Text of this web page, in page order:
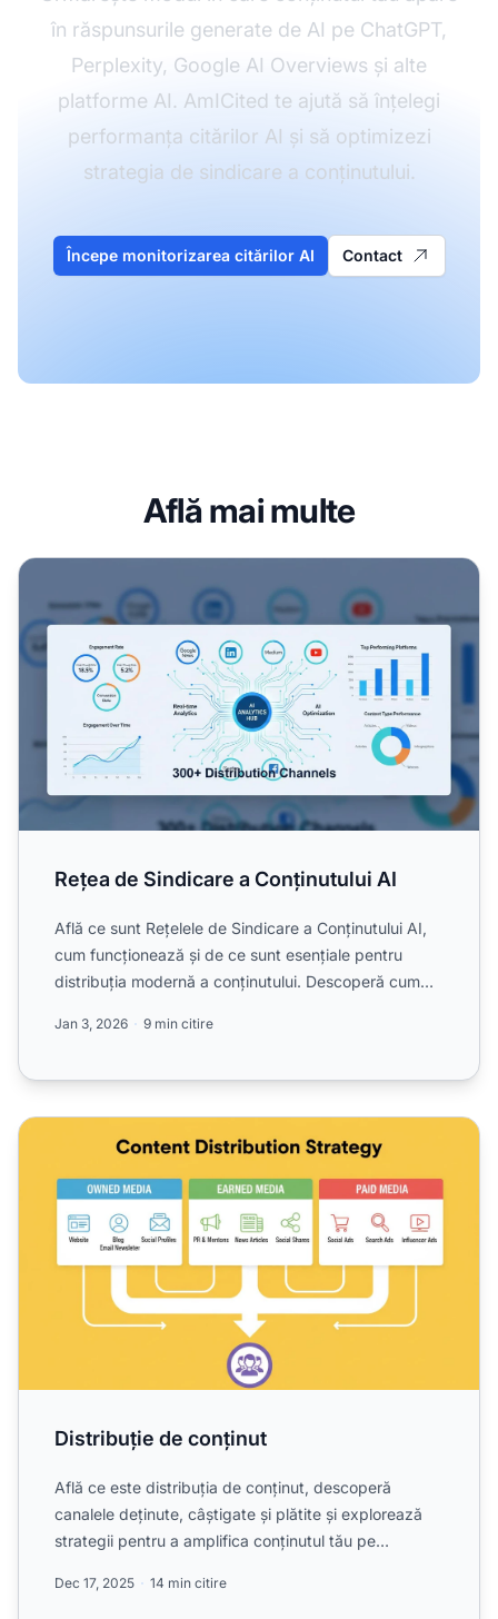
în răspunsurile generate de AI pe ChatGPT,
Perplexity, Google AI Overviews și alte
platforme AI. AmICited te ajută să înțelegi
performanța citărilor AI și să optimizezi
strategia de sindicare a conținutului.
Începe monitorizarea citărilor AI Contact
Află mai multe
Rețea de Sindicare a Conținutului AI
Rețea de Sindicare a Conținutului AI
Află ce sunt Rețelele de Sindicare a Conținutului AI,
cum funcționează și de ce sunt esențiale pentru
distribuția modernă a conținutului. Descoperă cum
Jan 3, 2026 9 min citire
Distribuție de conținut
Distribuție de conținut
Află ce este distribuția de conținut, descoperă
canalele deținute, câștigate și plătite și explorează
strategii pentru a amplifica conținutul tău pe
Dec 17, 2025 14 min citire